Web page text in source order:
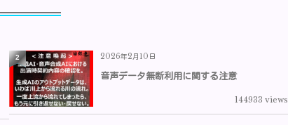
2026年2月10日
音声データ無断利用に関する注意
144933 views
2